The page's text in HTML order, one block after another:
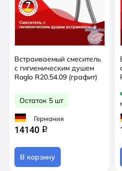
Встраиваемый смеситель
с гигиеническим душем
Raglo R20.54.09 (графит)
Остаток 5 шт
Германия
14140 q
В корзину